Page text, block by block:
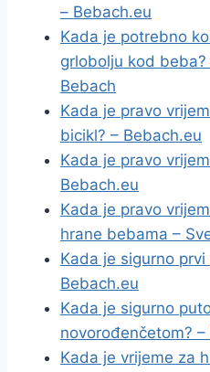
– Bebach.eu
Kada je potrebno
grlobolju kod beba?
Bebach
Kada je pravo
bicikl? – Bebach.eu
Kada je pravo
Bebach.eu
Kada je pravo
hrane bebama –
Kada je sigurno
Bebach.eu
Kada je sigurno
novorođenčetom? –
Kada je vrijeme za